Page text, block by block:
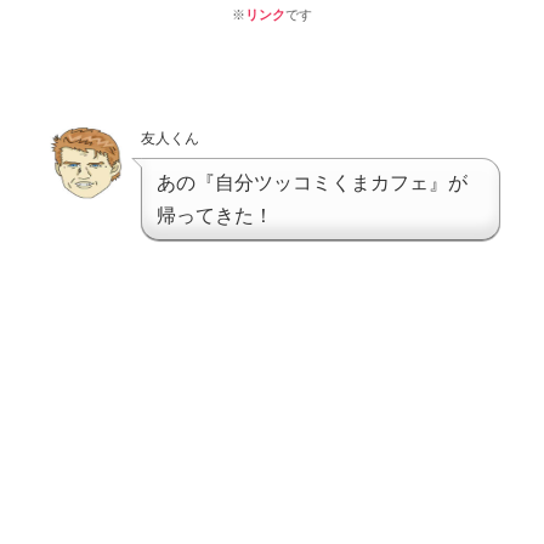
※ リンクです
友人くん
あの『自分ツッコミくまカフェ』が
帰ってきた！